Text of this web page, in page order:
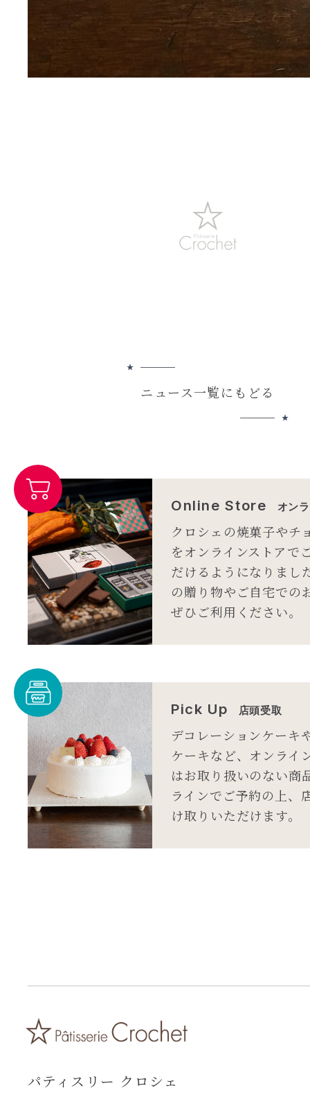
ニュース一覧にもどる
Online Store オン
クロシェの焼菓子やチ
をオンラインストアで
だけるようになりまし
の贈り物やご自宅での
ぜひご利用ください。
Pick Up 店頭受取
デコレーションケーキ
ケーキなど、オンライ
はお取り扱いのない商
ラインでご予約の上、
け取りいただけます。
パティスリー クロシェ